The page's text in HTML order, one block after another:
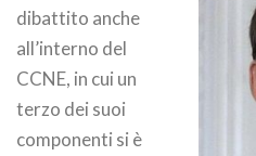
dibattito anche
all’interno del
CCNE, in cui un
terzo dei suoi
componenti si è